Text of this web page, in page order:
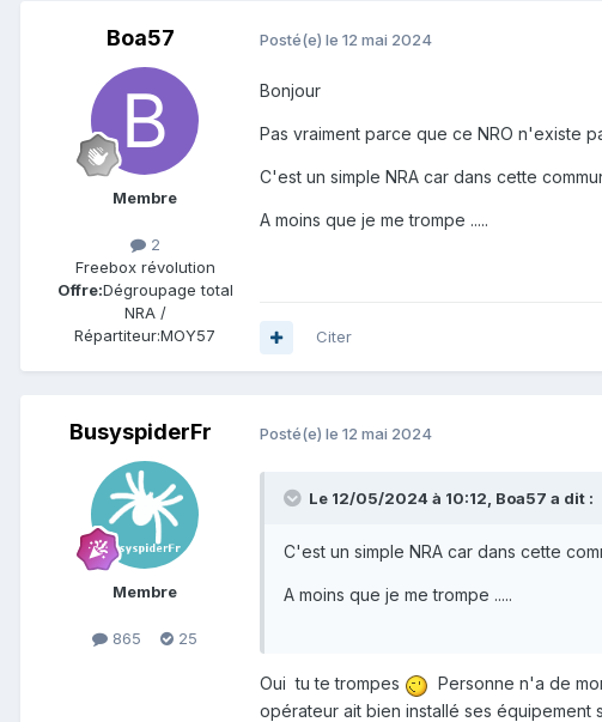
Boa57
Membre
2
Freebox révolution
Offre:Dégroupage total
NRA /
Répartiteur:MOY57
Posté(e) le 12 mai 2024
Bonjour
Pas vraiment parce que ce NRO n'existe
C'est un simple NRA car dans cette
A moins que je me trompe .....
Citer
BusyspiderFr
Membre
865 25
Posté(e) le 12 mai 2024
Le 12/05/2024 à 10:12, Boa57 a dit :
C'est un simple NRA car dans cette
A moins que je me trompe .....
Oui tu te trompes
Personne n'a de
opérateur ait bien installé ses équipement